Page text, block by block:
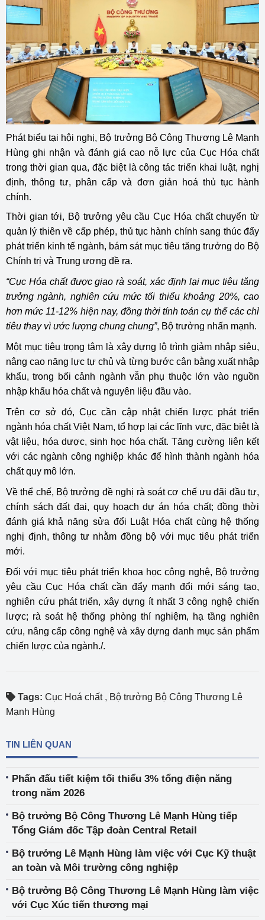
Phát biểu tại hội nghị, Bộ trưởng Bộ Công Thương Lê Mạnh
Hùng ghi nhận và đánh giá cao nỗ lực của Cục Hóa chất
trong thời gian qua, đặc biệt là công tác triển khai luật, nghị
định, thông tư, phân cấp và đơn giản hoá thủ tục hành
chính.
Thời gian tới, Bộ trưởng yêu cầu Cục Hóa chất chuyển từ
quản lý thiên về cấp phép, thủ tục hành chính sang thúc đẩy
phát triển kinh tế ngành, bám sát mục tiêu tăng trưởng do Bộ
Chính trị và Trung ương đề ra.
“Cục Hóa chất được giao rà soát, xác định lại mục tiêu tăng
trưởng ngành, nghiên cứu mức tối thiểu khoảng 20%, cao
hơn mức 11-12% hiện nay, đồng thời tính toán cụ thể các chỉ
tiêu thay vì ước lượng chung chung”, Bộ trưởng nhấn mạnh.
Một mục tiêu trọng tâm là xây dựng lộ trình giảm nhập siêu,
nâng cao năng lực tự chủ và từng bước cân bằng xuất nhập
khẩu, trong bối cảnh ngành vẫn phụ thuộc lớn vào nguồn
nhập khẩu hóa chất và nguyên liệu đầu vào.
Trên cơ sở đó, Cục cần cập nhật chiến lược phát triển
ngành hóa chất Việt Nam, tổ hợp lại các lĩnh vực, đặc biệt là
vật liệu, hóa dược, sinh học hóa chất. Tăng cường liên kết
với các ngành công nghiệp khác để hình thành ngành hóa
chất quy mô lớn.
Về thể chế, Bộ trưởng đề nghị rà soát cơ chế ưu đãi đầu tư,
chính sách đất đai, quy hoạch dự án hóa chất; đồng thời
đánh giá khả năng sửa đổi Luật Hóa chất cùng hệ thống
nghị định, thông tư nhằm đồng bộ với mục tiêu phát triển
mới.
Đối với mục tiêu phát triển khoa học công nghệ, Bộ trưởng
yêu cầu Cục Hóa chất cần đẩy mạnh đổi mới sáng tạo,
nghiên cứu phát triển, xây dựng ít nhất 3 công nghệ chiến
lược; rà soát hệ thống phòng thí nghiệm, hạ tầng nghiên
cứu, nâng cấp công nghệ và xây dựng danh mục sản phẩm
chiến lược của ngành./.
Tags: Cục Hoá chất, Bộ trưởng Bộ Công Thương Lê
Mạnh Hùng
TIN LIÊN QUAN
Phấn đấu tiết kiệm tối thiểu 3% tổng điện năng
trong năm 2026
Bộ trưởng Bộ Công Thương Lê Mạnh Hùng tiếp
Tổng Giám đốc Tập đoàn Central Retail
Bộ trưởng Lê Mạnh Hùng làm việc với Cục Kỹ thuật
an toàn và Môi trường công nghiệp
Bộ trưởng Bộ Công Thương Lê Mạnh Hùng làm việc
với Cục Xúc tiến thương mại